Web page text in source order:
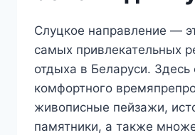
Слуцкое направление —
самых привлекательных
отдыха в Беларуси. Здесь
комфортного
живописные пейзажи,
памятники, а также